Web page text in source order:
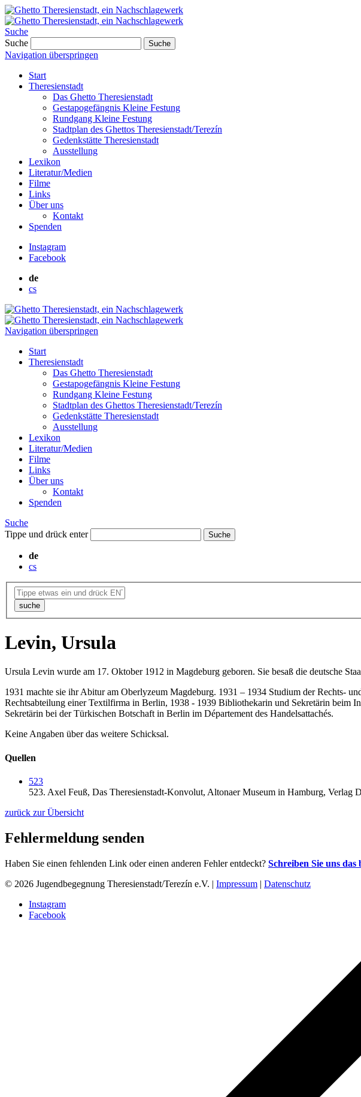
Suche
Suche
Suche
Navigation überspringen
Start
Theresienstadt
Das Ghetto Theresienstadt
Gestapogefängnis Kleine Festung
Rundgang Kleine Festung
Stadtplan des Ghettos Theresienstadt/Terezín
Gedenkstätte Theresienstadt
Ausstellung
Lexikon
Literatur/Medien
Filme
Links
Über uns
Kontakt
Spenden
Instagram
Facebook
de
cs
Navigation überspringen
Start
Theresienstadt
Das Ghetto Theresienstadt
Gestapogefängnis Kleine Festung
Rundgang Kleine Festung
Stadtplan des Ghettos Theresienstadt/Terezín
Gedenkstätte Theresienstadt
Ausstellung
Lexikon
Literatur/Medien
Filme
Links
Über uns
Kontakt
Spenden
Suche
Tippe und drück enter
Suche
de
cs
suche
Levin, Ursula
Ursula Levin wurde am 17. Oktober 1912 in Magdeburg geboren. Sie besaß die deutsche
1931 machte sie ihr Abitur am Oberlyzeum Magdeburg. 1931 – 1934 Studium der Rechts-
Rechtsabteilung einer Textilfirma in Berlin, 1938 - 1939 Bibliothekarin und Sekretärin beim
Sekretärin bei der Türkischen Botschaft in Berlin im Département des Handelsattachés.
Keine Angaben über das weitere Schicksal.
Quellen
523
523. Axel Feuß, Das Theresienstadt-Konvolut, Altonaer Museum in Hamburg, Verlag
zurück zur Übersicht
Fehlermeldung senden
Haben Sie einen fehlenden Link oder einen anderen Fehler entdeckt? Schreiben Sie uns das
© 2026 Jugendbegegnung Theresienstadt/Terezín e.V. | Impressum | Datenschutz
Instagram
Facebook